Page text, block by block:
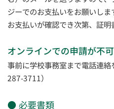
ジーでのお支払いをお願いしま
お支払いが確認でき次第、証明
オンラインでの申請が不
事前に学校事務室まで電話連
287-3711）
必要書類